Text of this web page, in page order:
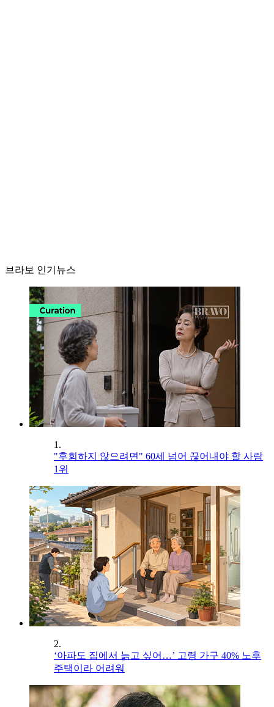
브라보 인기뉴스
1.
"후회하지 않으려면" 60세 넘어 끊어내야 할 사람
1위
2.
‘아파도 집에서 늙고 싶어…’ 고령 가구 40% 노후
주택이라 어려워